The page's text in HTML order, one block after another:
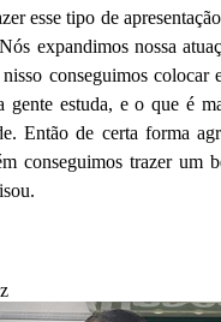
esse tipo de
expandimos nossa
conseguimos colocar
gente estuda, e o que é
Então de certa forma
conseguimos trazer um